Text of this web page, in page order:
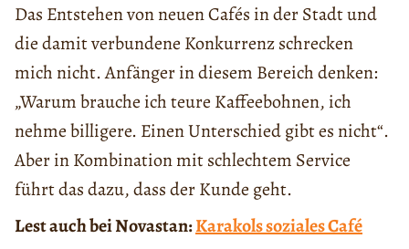
Das Entstehen von neuen Cafés in der Stadt und
die damit verbundene Konkurrenz schrecken
mich nicht. Anfänger in diesem Bereich denken:
„Warum brauche ich teure Kaffeebohnen, ich
nehme billigere. Einen Unterschied gibt es nicht“.
Aber in Kombination mit schlechtem Service
führt das dazu, dass der Kunde geht.
Lest auch bei Novastan:Karakols soziales Café